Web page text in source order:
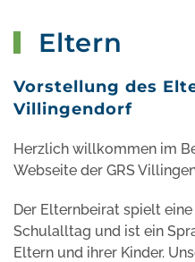
Eltern
Vorstellung des
Villingendorf
Herzlich willkommen im
Webseite der GRS
Der Elternbeirat spielt
Schulalltag und ist ein
Eltern und ihrer Kinder.